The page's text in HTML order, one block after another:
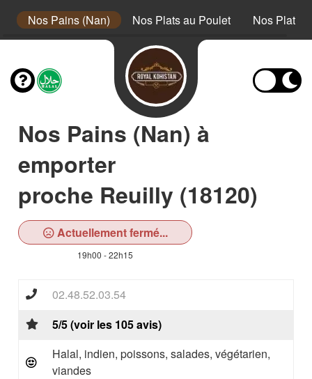
Nos Pains (Nan) Nos Plats au Poulet Nos Plats
Nos Pains (Nan) à
emporter
proche Reuilly (18120)
Actuellement fermé...
19h00 - 22h15
02.48.52.03.54
5/5 (voir les 105 avis)
Halal, indien, poissons, salades, végétarien,
viandes